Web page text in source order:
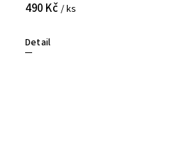
490 Kč / ks
Detail